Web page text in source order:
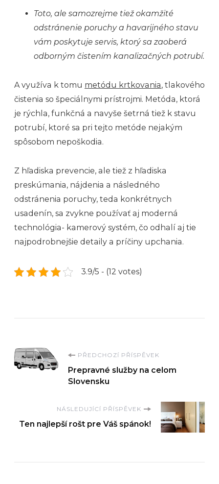
Toto, ale samozrejme tiež okamžité
odstránenie poruchy a havarijného stavu
vám poskytuje servis, ktorý sa zaoberá
odborným čistením kanalizačných potrubí.
A využíva k tomu metódu krtkovania, tlakového
čistenia so špeciálnymi prístrojmi. Metóda, ktorá
je rýchla, funkčná a navyše šetrná tiež k stavu
potrubí, ktoré sa pri tejto metóde nejakým
spôsobom nepoškodia.
Z hľadiska prevencie, ale tiež z hľadiska
preskúmania, nájdenia a následného
odstránenia poruchy, teda konkrétnych
usadenín, sa zvykne používať aj moderná
technológia- kamerový systém, čo odhalí aj tie
najpodrobnejšie detaily a príčiny upchania.
3.9/5 - (12 votes)
Navigace
příspěvku
PŘEDCHOZÍ PŘÍSPĚVEK
Prepravné služby na celom
Slovensku
NÁSLEDUJÍCÍ PŘÍSPĚVEK
Ten najlepší rošt pre Váš spánok!